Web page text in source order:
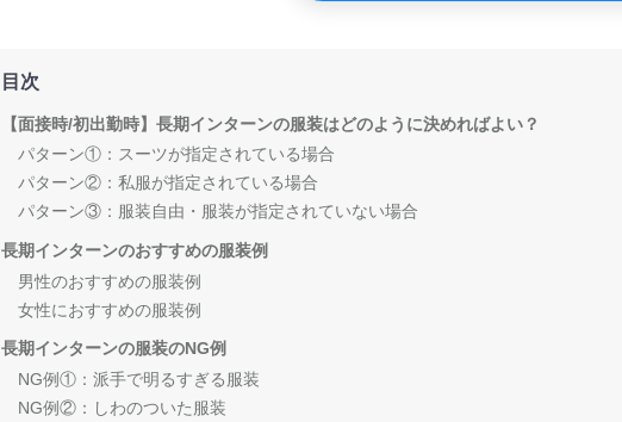
目次
【面接時/初出勤時】長期インターンの服装はどのように決めればよい？
パターン①：スーツが指定されている場合
パターン②：私服が指定されている場合
パターン③：服装自由・服装が指定されていない場合
長期インターンのおすすめの服装例
男性のおすすめの服装例
女性におすすめの服装例
長期インターンの服装のNG例
NG例①：派手で明るすぎる服装
NG例②：しわのついた服装